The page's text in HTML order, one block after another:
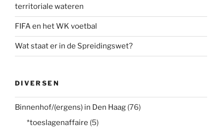
territoriale wateren
FIFA en het WK voetbal
Wat staat er in de Spreidingswet?
DIVERSEN
Binnenhof/(ergens) in Den Haag (76)
*toeslagenaffaire (5)